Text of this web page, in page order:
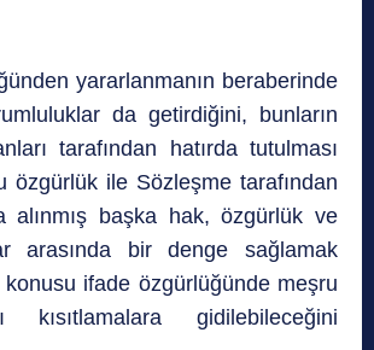
yararlanmanın beraberinde
da getirdiğini, bunların
tarafından hatırda tutulması
özgürlük ile Sözleşme tarafından
alınmış başka hak, özgürlük ve
arasında bir denge sağlamak
konusu ifade özgürlüğünde meşru
kısıtlamalara gidilebileceğini